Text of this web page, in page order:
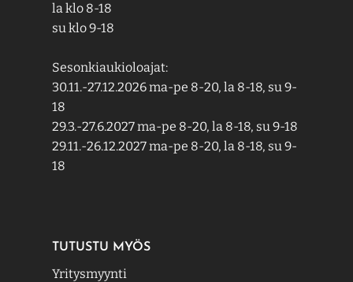
la klo 8-18
su klo 9-18
Sesonkiaukioloajat:
30.11.-27.12.2026 ma-pe 8-20, la 8-18, su 9-
18
29.3.-27.6.2027 ma-pe 8-20, la 8-18, su 9-18
29.11.-26.12.2027 ma-pe 8-20, la 8-18, su 9-
18
TUTUSTU MYÖS
Yritysmyynti